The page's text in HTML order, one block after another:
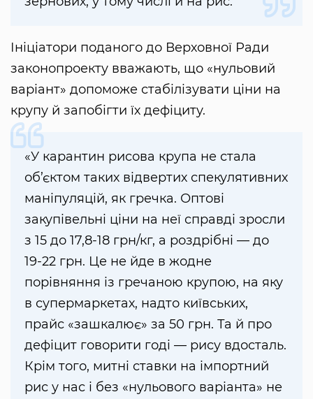
Ініціатори поданого до Верховної Ради
законопроекту вважають, що «нульовий
варіант» допоможе стабілізувати ціни на
крупу й запобігти їх дефіциту.
«У карантин рисова крупа не стала
об’єктом таких відвертих спекулятивних
маніпуляцій, як гречка. Оптові
закупівельні ціни на неї справді зросли
з 15 до 17,8-18 грн/кг, а роздрібні — до
19-22 грн. Це не йде в жодне
порівняння із гречаною крупою, на яку
в супермаркетах, надто київських,
прайс «зашкалює» за 50 грн. Та й про
дефіцит говорити годі — рису вдосталь.
Крім того, митні ставки на імпортний
рис у нас і без «нульового варіанта» не